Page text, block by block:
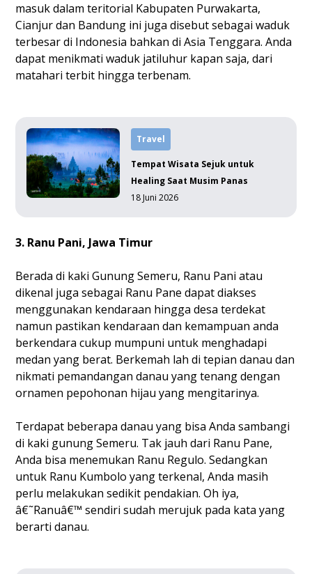
masuk dalam teritorial Kabupaten Purwakarta,
Cianjur dan Bandung ini juga disebut sebagai waduk
terbesar di Indonesia bahkan di Asia Tenggara. Anda
dapat menikmati waduk jatiluhur kapan saja, dari
matahari terbit hingga terbenam.
Travel
Tempat Wisata Sejuk untuk
Healing Saat Musim Panas
18 Juni 2026
3. Ranu Pani, Jawa Timur
Berada di kaki Gunung Semeru, Ranu Pani atau
dikenal juga sebagai Ranu Pane dapat diakses
menggunakan kendaraan hingga desa terdekat
namun pastikan kendaraan dan kemampuan anda
berkendara cukup mumpuni untuk menghadapi
medan yang berat. Berkemah lah di tepian danau dan
nikmati pemandangan danau yang tenang dengan
ornamen pepohonan hijau yang mengitarinya.
Terdapat beberapa danau yang bisa Anda sambangi
di kaki gunung Semeru. Tak jauh dari Ranu Pane,
Anda bisa menemukan Ranu Regulo. Sedangkan
untuk Ranu Kumbolo yang terkenal, Anda masih
perlu melakukan sedikit pendakian. Oh iya,
â€˜Ranuâ€™ sendiri sudah merujuk pada kata yang
berarti danau.